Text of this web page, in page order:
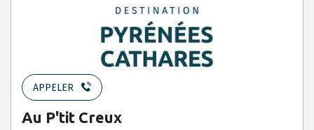
APPELER
Au P'tit Creux